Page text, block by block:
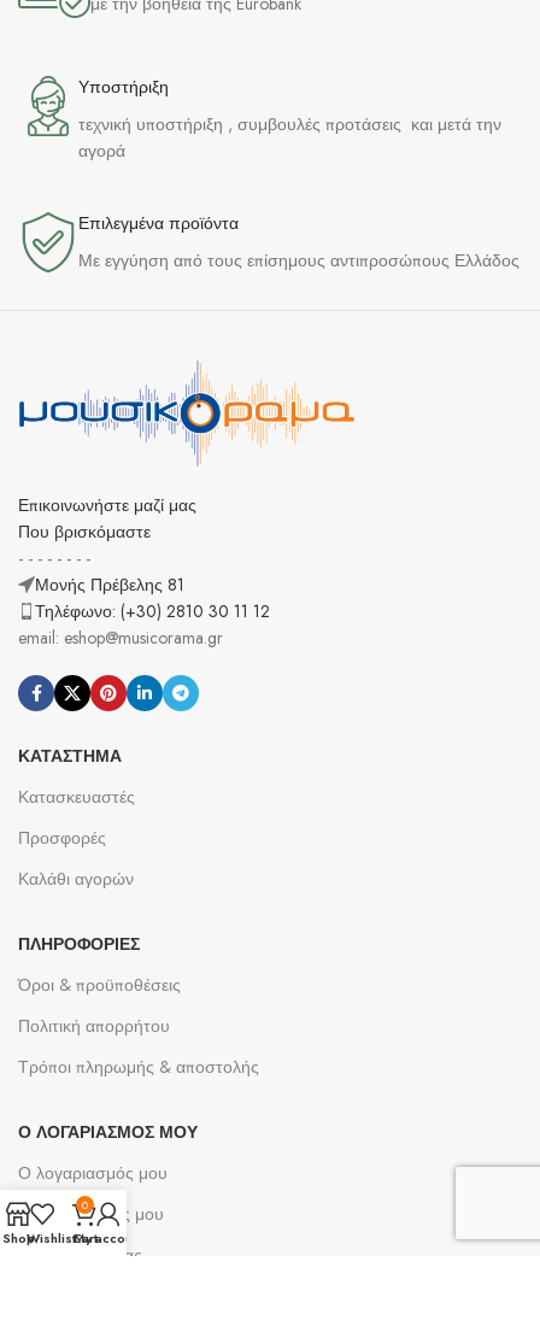
Υποστήριξη
τεχνική υποστήριξη , συμβουλές προτάσεις και μετά την
αγορά
Επιλεγμένα προϊόντα​
Με εγγύηση από τους επίσημους αντιπροσώπους Ελλάδος
Επικοινωνήστε μαζί μας
Που βρισκόμαστε
- - - - - - - -
Μονής Πρέβελης 81
Τηλέφωνο: (+30) 2810 30 11 12
email: eshop@musicorama.gr
ΚΑΤΆΣΤΗΜΑ
Κατασκευαστές
Προσφορές
Καλάθι αγορών
ΠΛΗΡΟΦΟΡΊΕΣ
Όροι & προϋποθέσεις
Πολιτική απορρήτου
Τρόποι πληρωμής & αποστολής
Ο ΛΟΓΑΡΙΑΣΜΌΣ ΜΟΥ
Ο λογαριασμός μου
Οι παραγγελίες μου
Λίστες επιθυμίας
ShopWishlist
0
Cart
My account